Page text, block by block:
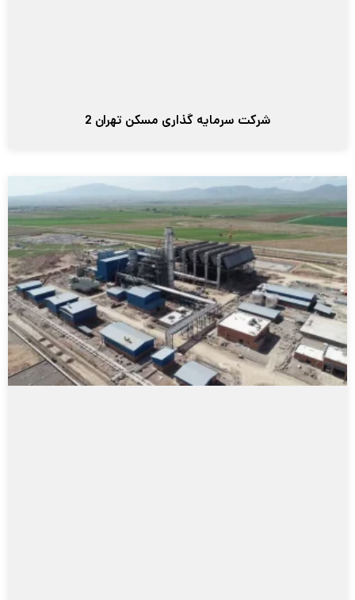
شرکت سرمایه گذاری مسکن تهران 2